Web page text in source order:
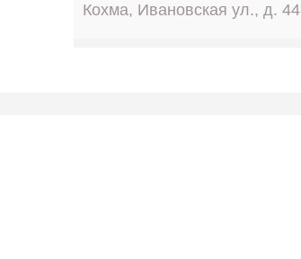
Кохма, Ивановская ул., д. 44